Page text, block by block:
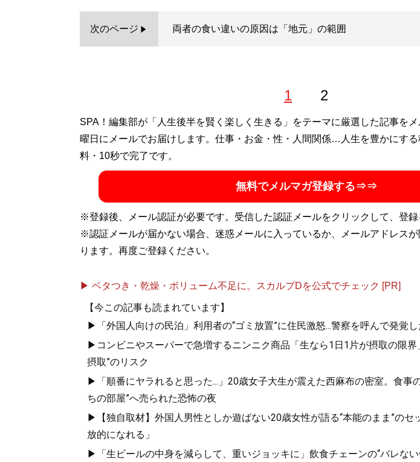
次のページ 両者の食い違いの原因は「地元」の範囲
1 2
SPA！編集部が「人生後半を賢く楽しく生きる」をテーマに厳選した記事を
曜日にメールでお届けします。仕事・お金・性・人間関係…人生を豊かにす
料・10秒で完了です。
無料でメルマガ登録する⇒⇒
※登録後、メール認証が必要です。受信した認証メールをクリックして、登録
※認証メールが届かない場合、迷惑メールに入っているか、メールアドレス
ります。再度ご登録ください。
▶ ベタつき・乾燥・ボリューム不足に。スカルプDを公式でチェック [PR]
【今この記事も読まれています】
▶「外国人向けの民泊」利用者の“ゴミ放置”に住民激怒...警察を呼んで発覚し
▶コンビニやスーパーで急増するニンニク商品「生なら1日1片が摂取の限界
摂取”のリスク
▶「順番にヤラれると思った...」20歳女子大生が震えた西麻布の密室。食事
ちの部屋”へ売られた恐怖の夜
▶【独自取材】外国人男性としか遊ばない20歳女性が語る“本能のまま”のセ
放的になれる」
▶「生ビールの中身を減らして、重いジョッキに」飲食チェーンの“バレな